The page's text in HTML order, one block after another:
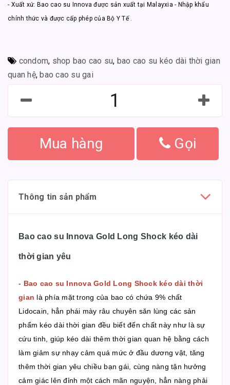
- Xuất xứ: Bao cao su Innova được sản xuất tại Malayxia - Nhập khẩu
chính thức và được cấp phép của Bộ Y Tế .
condom, shop bao cao su, bao cao su kéo dài thời gian
quan hệ,bao cao su gai
Mua hàng Gọi
Thông tin sản phẩm
Bao cao su Innova Gold Long Shock kéo dài
thời gian yêu
- Bao cao su Innova Gold Long Shock kéo dài thời
gian là phía mặt trong của bao có chứa 9% chất
Lidocain, hẳn phái mày râu chuyên săn lùng các sản
phẩm kéo dài thời gian đều biết đến chất này như là sự
cứu tinh, giúp kéo dài thêm thời gian quan hệ bằng cách
làm giảm sự nhạy cảm quá mức ở đầu dương vật, tăng
thêm thời gian yêu chiều bạn gái, cùng nàng tận hưởng
cảm giác lên đỉnh một cách mãn nguyện, hẳn nàng phải